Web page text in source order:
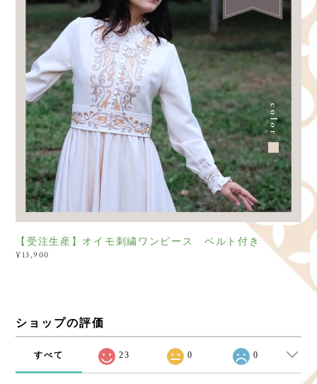
【受注生産】オイモ刺繍ワンピース ベルト付き
¥13,900
ショップの評価
すべて 23 0 0